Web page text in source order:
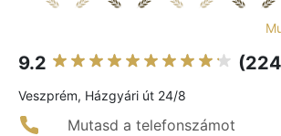
9.2
Veszprém, Házgyári út 24/8
Mutasd a telefonszámot